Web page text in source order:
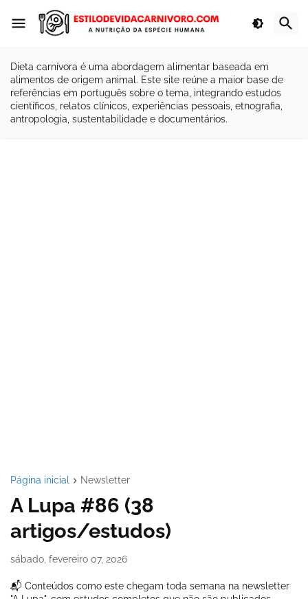
Dieta carnívora é uma abordagem alimentar baseada em
alimentos de origem animal. Este site reúne a maior base de
referências em português sobre o tema, integrando estudos
científicos, relatos clínicos, experiências pessoais, etnografia,
antropologia, sustentabilidade e documentários.
Página inicial Newsletter
A Lupa #86 (38
artigos/estudos)
sábado, fevereiro 07, 2026
📬 Conteúdos como este chegam toda semana na newsletter